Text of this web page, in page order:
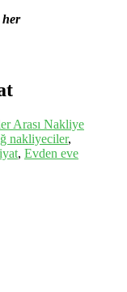
her
Arası Nakliye
nakliyeciler,
, Evden eve